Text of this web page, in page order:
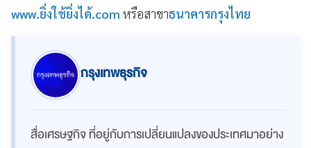
www.ยิ่งใช้ยิ่งได้.com หรือสาขาธนาคารกรุงไทย
กรุงเทพธุรกิจ
สื่อเศรษฐกิจ ที่อยู่กับการเปลี่ยนแปลงของประเทศมาอย่าง